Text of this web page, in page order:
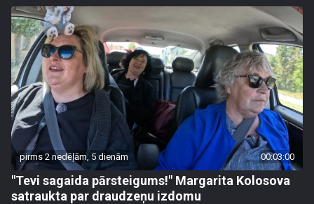
pirms 2 nedēļām, 5 dienām 00:03:00
"Tevi sagaida pārsteigums!" Margarita Kolosova
satraukta par draudzeņu izdomu